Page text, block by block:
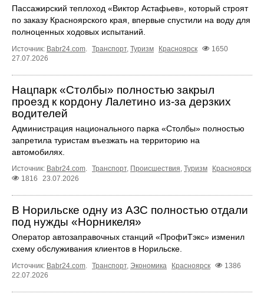
Пассажирский теплоход «Виктор Астафьев», который строят
по заказу Красноярского края, впервые спустили на воду для
полноценных ходовых испытаний.
Источник: Babr24.com. Транспорт, Туризм Красноярск
1650
27.07.2026
Нацпарк «Столбы» полностью закрыл
проезд к кордону Лалетино из-за дерзких
водителей
Администрация национального парка «Столбы» полностью
запретила туристам въезжать на территорию на
автомобилях.
Источник: Babr24.com. Транспорт, Происшествия, Туризм
Красноярск
1816
23.07.2026
В Норильске одну из АЗС полностью отдали
под нужды «Норникеля»
Оператор автозаправочных станций «ПрофиТэкс» изменил
схему обслуживания клиентов в Норильске.
Источник: Babr24.com. Транспорт, Экономика Красноярск
1386
22.07.2026